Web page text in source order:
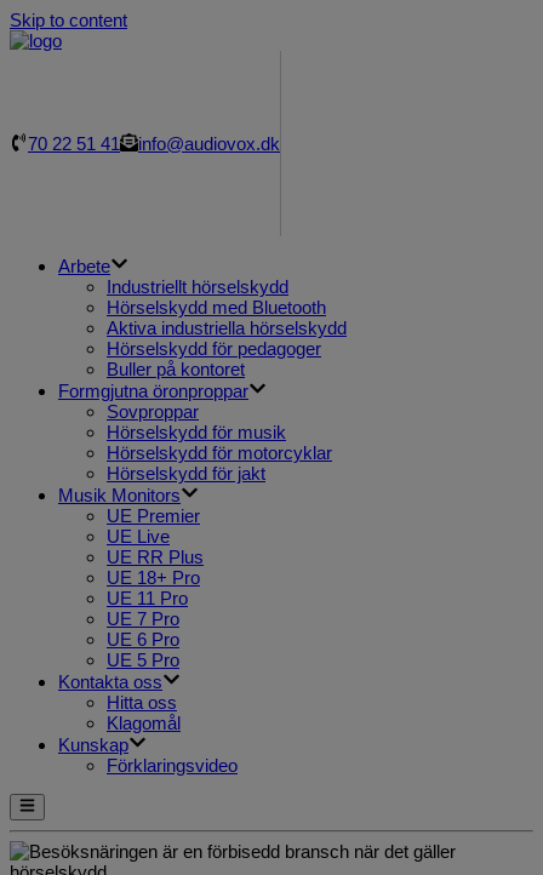
Skip to content
70 22 51 41 info@audiovox.dk
Arbete
Industriellt hörselskydd
Hörselskydd med Bluetooth
Aktiva industriella hörselskydd
Hörselskydd för pedagoger
Buller på kontoret
Formgjutna öronproppar
Sovproppar
Hörselskydd för musik
Hörselskydd för motorcyklar
Hörselskydd för jakt
Musik Monitors
UE Premier
UE Live
UE RR Plus
UE 18+ Pro
UE 11 Pro
UE 7 Pro
UE 6 Pro
UE 5 Pro
Kontakta oss
Hitta oss
Klagomål
Kunskap
Förklaringsvideo